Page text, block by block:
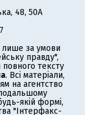
48, 50А
лише за умови
правду",
тексту
. Всі матеріали,
на агентство
якій формі,
"Інтерфакс-